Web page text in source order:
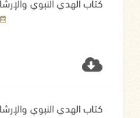
كتاب الهدي النبوي